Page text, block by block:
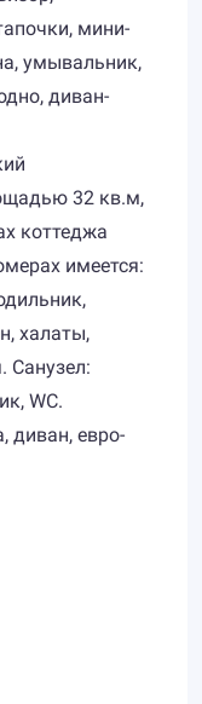
мини-
умывальник,
диван-
32 кв.м,
коттеджа
имеется:
халаты,
Санузел:
WC.
диван, евро-